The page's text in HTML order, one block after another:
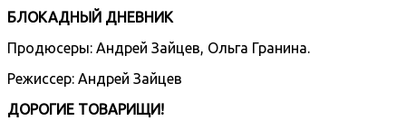
БЛОКАДНЫЙ ДНЕВНИК
Продюсеры: Андрей Зайцев, Ольга Гранина.
Режиссер: Андрей Зайцев
ДОРОГИЕ ТОВАРИЩИ!